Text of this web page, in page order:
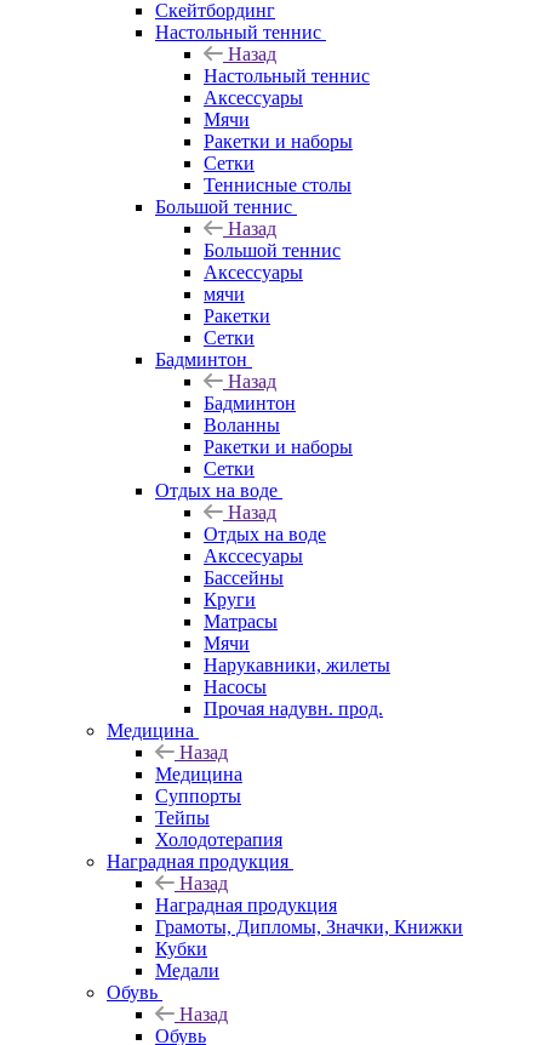
Скейтбординг
Настольный теннис
Назад
Настольный теннис
Аксессуары
Мячи
Ракетки и наборы
Сетки
Теннисные столы
Большой теннис
Назад
Большой теннис
Аксессуары
мячи
Ракетки
Сетки
Бадминтон
Назад
Бадминтон
Воланны
Ракетки и наборы
Сетки
Отдых на воде
Назад
Отдых на воде
Акссесуары
Бассейны
Круги
Матрасы
Мячи
Нарукавники, жилеты
Насосы
Прочая надувн. прод.
Медицина
Назад
Медицина
Суппорты
Тейпы
Холодотерапия
Наградная продукция
Назад
Наградная продукция
Грамоты, Дипломы, Значки, Книжки
Кубки
Медали
Обувь
Назад
Обувь